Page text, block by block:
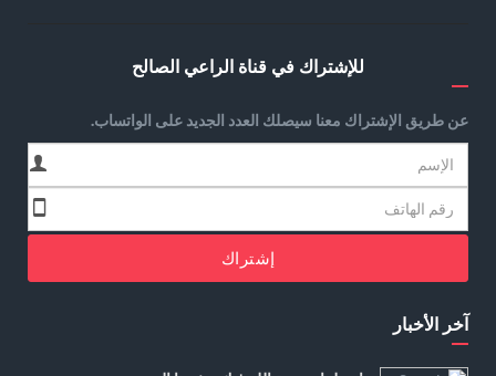
للإشتراك في قناة الراعي الصالح
عن طريق الإشتراك معنا سيصلك العدد الجديد على الواتساب.
إشتراك
آخر الأخبار